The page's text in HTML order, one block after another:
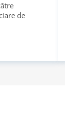
de